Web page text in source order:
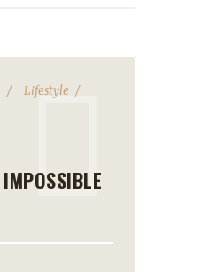
Lifestyle